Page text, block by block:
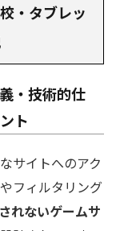
・タブレッ
・技術的仕
ト
サイトへのアク
フィルタリング
れないゲームサ